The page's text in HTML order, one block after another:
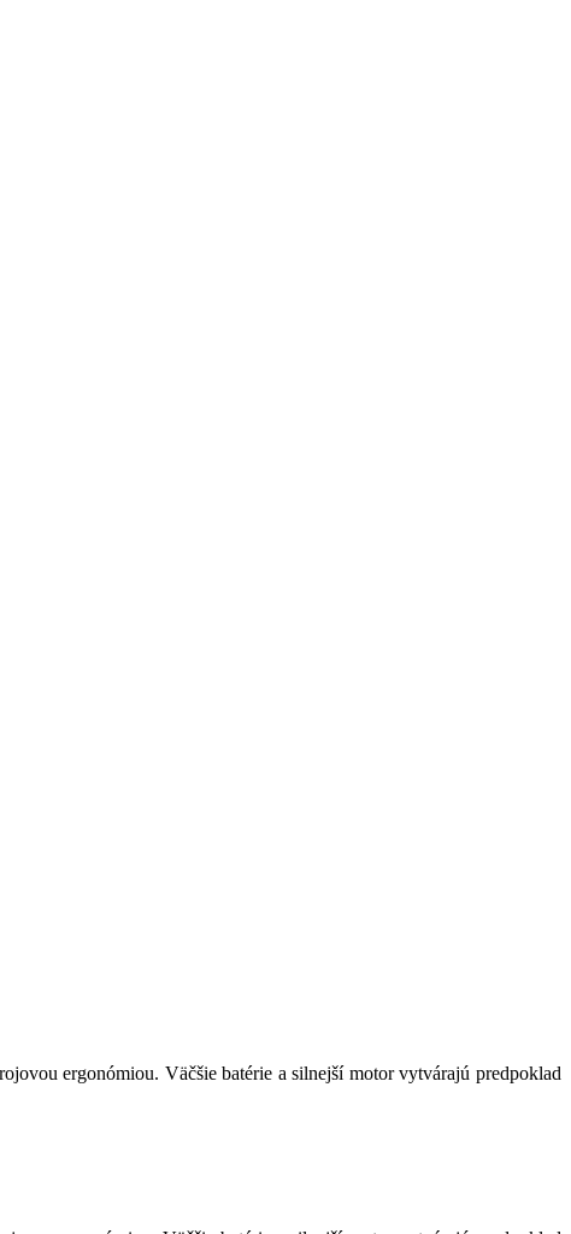
ergonómiou. Väčšie batérie a silnejší motor vytvárajú predpoklad